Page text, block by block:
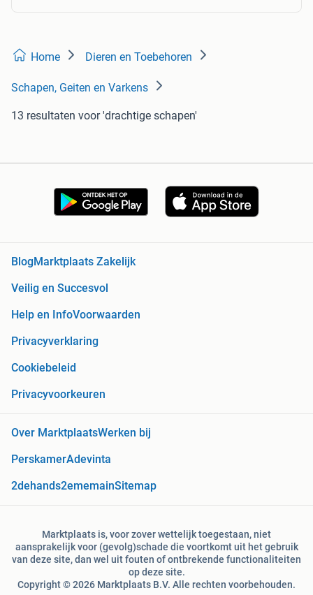
Home Dieren en Toebehoren
Schapen, Geiten en Varkens
13 resultaten voor 'drachtige schapen'
BlogMarktplaats Zakelijk
Veilig en Succesvol
Help en InfoVoorwaarden
Privacyverklaring
Cookiebeleid
Privacyvoorkeuren
Over MarktplaatsWerken bij
PerskamerAdevinta
2dehands2ememainSitemap
Marktplaats is, voor zover wettelijk toegestaan, niet
aansprakelijk voor (gevolg)schade die voortkomt uit het gebruik
van deze site, dan wel uit fouten of ontbrekende functionaliteiten
op deze site.
Copyright © 2026 Marktplaats B.V. Alle rechten voorbehouden.